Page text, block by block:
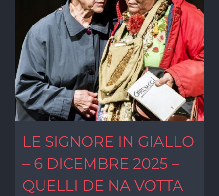
LE SIGNORE IN GIALLO
– 6 DICEMBRE 2025 –
QUELLI DE NA VOTTA